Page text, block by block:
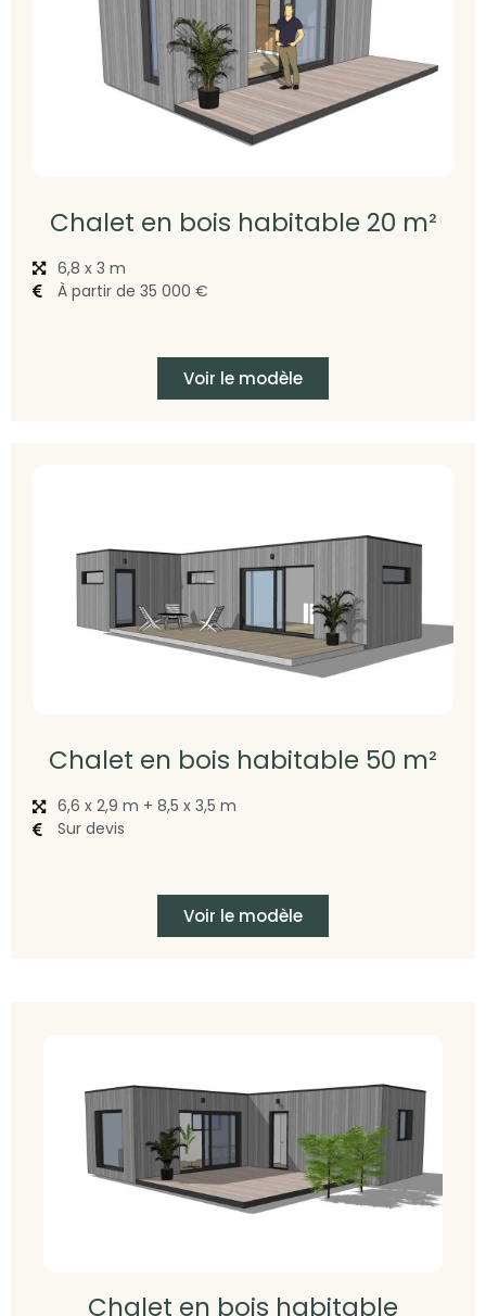
Chalet en bois habitable 20 m²
6,8 x 3 m
À partir de 35 000 €
Voir le modèle
Chalet en bois habitable 50 m²
6,6 x 2,9 m + 8,5 x 3,5 m
Sur devis
Voir le modèle
Chalet en bois habitable